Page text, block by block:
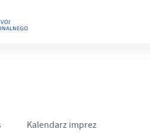
Kalendarz imprez